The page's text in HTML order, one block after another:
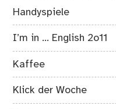
Handyspiele
I’m in … English 2o11
Kaffee
Klick der Woche